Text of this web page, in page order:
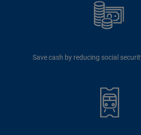
Save cash by reducing social